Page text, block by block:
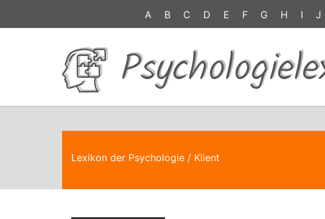
A B C D E F G H I J
Lexikon der Psychologie / Klient